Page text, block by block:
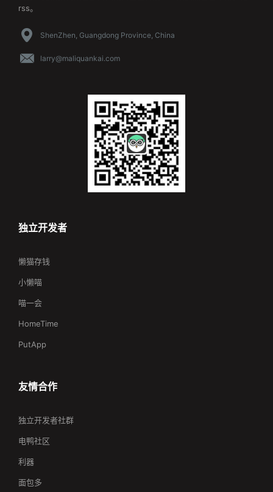
rss。
ShenZhen, Guangdong Province, China
larry@maliquankai.com
独立开发者
懒猫存钱
小懒喵
喵一会
HomeTime
PutApp
友情合作
独立开发者社群
电鸭社区
利器
面包多